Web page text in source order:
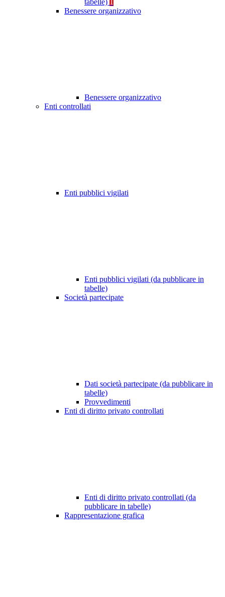
tabelle)
Benessere organizzativo
Benessere organizzativo
Enti controllati
Enti pubblici vigilati
Enti pubblici vigilati (da pubblicare in
tabelle)
Società partecipate
Dati società partecipate (da pubblicare in
tabelle)
Provvedimenti
Enti di diritto privato controllati
Enti di diritto privato controllati (da
pubblicare in tabelle)
Rappresentazione grafica